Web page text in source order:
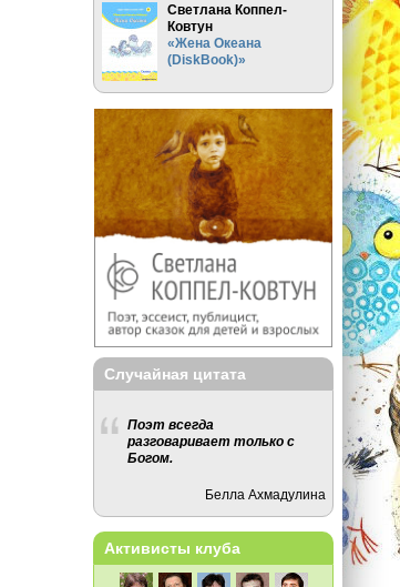
Светлана Коппел-
Ковтун
«Жена Океана
(DiskBook)»
Случайная цитата
Поэт всегда
разговаривает только с
Богом.
Белла Ахмадулина
Активисты клуба